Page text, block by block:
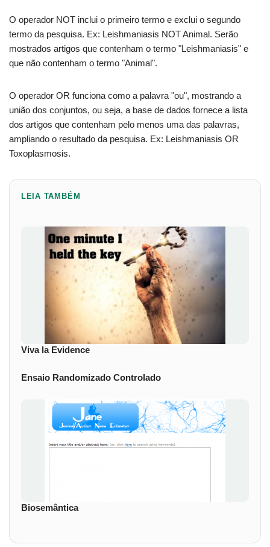
O operador NOT inclui o primeiro termo e exclui o segundo
termo da pesquisa. Ex: Leishmaniasis NOT Animal. Serão
mostrados artigos que contenham o termo "Leishmaniasis" e
que não contenham o termo "Animal".
O operador OR funciona como a palavra "ou", mostrando a
união dos conjuntos, ou seja, a base de dados fornece a lista
dos artigos que contenham pelo menos uma das palavras,
ampliando o resultado da pesquisa. Ex: Leishmaniasis OR
Toxoplasmosis.
LEIA TAMBÉM
Viva la Evidence
Ensaio Randomizado Controlado
Biosemântica